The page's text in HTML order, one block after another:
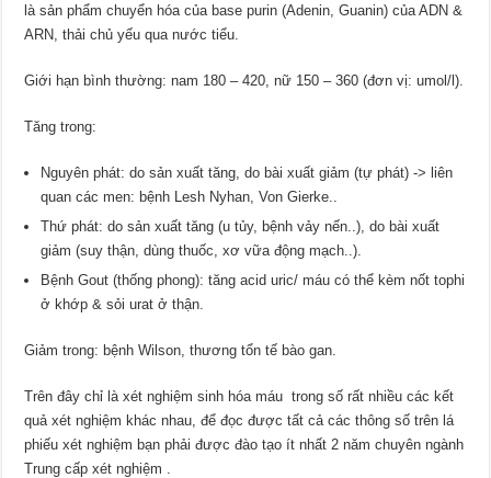
là sản phẩm chuyển hóa của base purin (Adenin, Guanin) của ADN &
ARN, thải chủ yếu qua nước tiểu.
Giới hạn bình thường: nam 180 – 420, nữ 150 – 360 (đơn vị: umol/l).
Tăng trong:
Nguyên phát: do sản xuất tăng, do bài xuất giảm (tự phát) -> liên
quan các men: bệnh Lesh Nyhan, Von Gierke..
Thứ phát: do sản xuất tăng (u tủy, bệnh vảy nến..), do bài xuất
giảm (suy thận, dùng thuốc, xơ vữa động mạch..).
Bệnh Gout (thống phong): tăng acid uric/ máu có thể kèm nốt tophi
ở khớp & sỏi urat ở thận.
Giảm trong: bệnh Wilson, thương tổn tế bào gan.
Trên đây chỉ là xét nghiệm sinh hóa máu trong số rất nhiều các kết
quả xét nghiệm khác nhau, để đọc được tất cả các thông số trên lá
phiếu xét nghiệm bạn phải được đào tạo ít nhất 2 năm chuyên ngành
Trung cấp xét nghiệm .